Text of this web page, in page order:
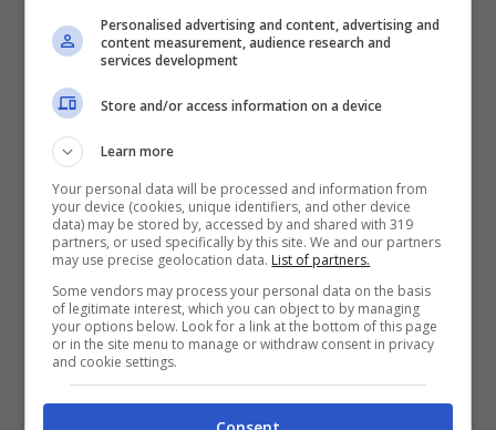
In praticai clienti avevano la possibilità di
assicurarsi un posto per l’auto mandando un
sms al 20enne: ricevuto il messaggio, il
parcheggiatore faceva in modo, con diversi
espedienti, di lasciare libero lo spazio per
sostare la macchina. In questo modo il cliente
si vedeva elargire una mancia piuttosto lauta
Personalised advertising and content, advertising and
content measurement, audience research and
services development
Store and/or access information on a device
Learn more
Your personal data will be processed and information from
your device (cookies, unique identifiers, and other device
data) may be stored by, accessed by and shared with 319
partners, or used specifically by this site. We and our partners
may use precise geolocation data. List of partners.
Some vendors may process your personal data on the basis
of legitimate interest, which you can object to by managing
your options below. Look for a link at the bottom of this page
or in the site menu to manage or withdraw consent in privacy
and cookie settings.